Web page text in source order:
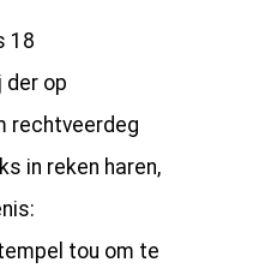
18
der op
rechtveerdeg
in reken haren,
tou om te